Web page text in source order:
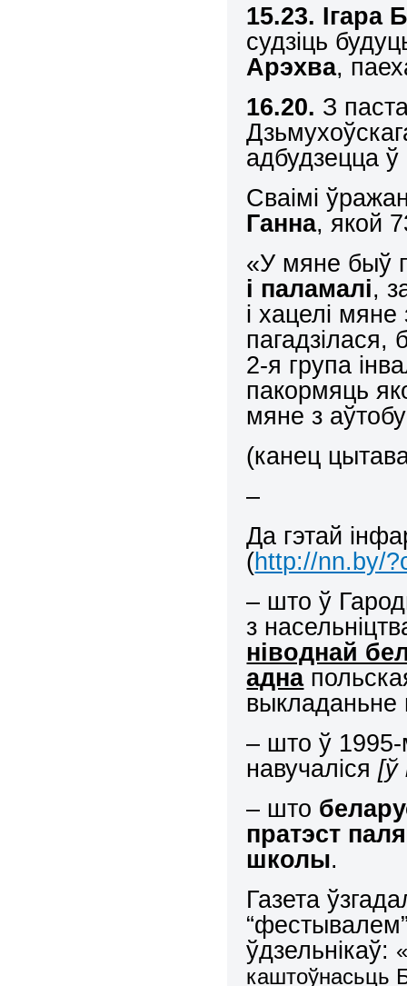
15.23. Ігара
судзіць
Арэхва,
16.20. З
адбудзецца
Сваімі
Ганна, якой
«У мяне быў
і паламалі,
і хацелі
2-я група
пакормяць
мяне з
(канец
–
Да гэтай
(http://nn.by/
– што ў
з
ніводнай
адна
выкладаньне
– што ў 1995-
навучаліся[ў
– што
пратэст
школы.
Газета
ўдзельнікаў:
каштоўнасьць